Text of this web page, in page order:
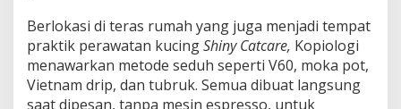
S
e
d
e
Berlokasi di teras rumah yang juga menjadi tempat
praktik perawatan kucingShiny Catcare, Kopiologi
menawarkan metode seduh seperti V60, moka pot,
Vietnam drip, dan tubruk. Semua dibuat langsung
saat dipesan, tanpa mesin espresso, untuk